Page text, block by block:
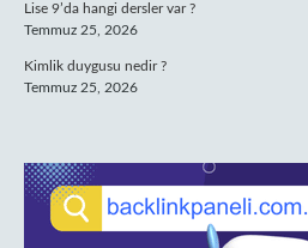
Lise 9’da hangi dersler var ?
Temmuz 25, 2026
Kimlik duygusu nedir ?
Temmuz 25, 2026